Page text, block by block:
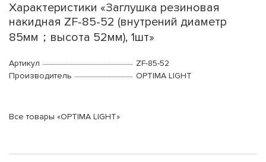
Характеристики «Заглушка резиновая
накидная ZF-85-52 (внутрений диаметр
85мм；высота 52мм), 1шт»
Артикул
ZF-85-52
Производитель
OPTIMA LIGHT
Все товары «OPTIMA LIGHT»